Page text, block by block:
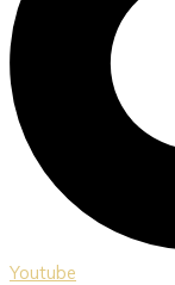
Youtube